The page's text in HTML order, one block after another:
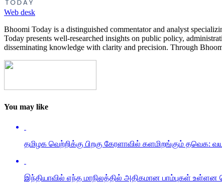
Web desk
Bhoomi Today is a distinguished commentator and analyst
Today presents well-researched insights on public policy,
disseminating knowledge with clarity and precision. Through
You may like
தமிழக வெற்றிக்கு பிறகு கேரளாவில் களமிறங்கும் தவெக:
இந்தியாவில் எந்த மாநிலத்தில் அதிகமான பாம்புகள் உள்ளன